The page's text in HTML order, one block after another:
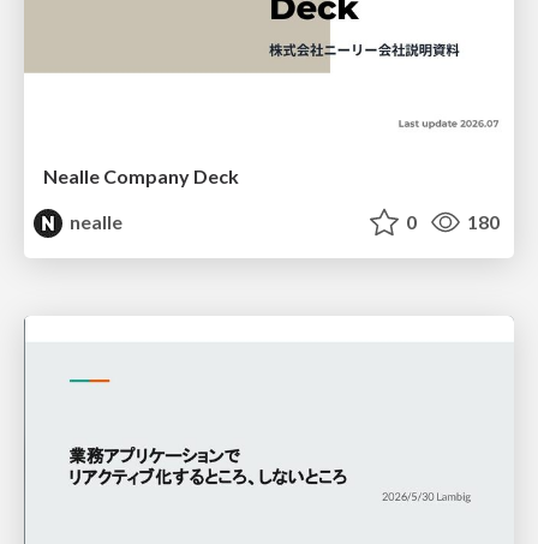
Nealle Company Deck
nealle
0 180